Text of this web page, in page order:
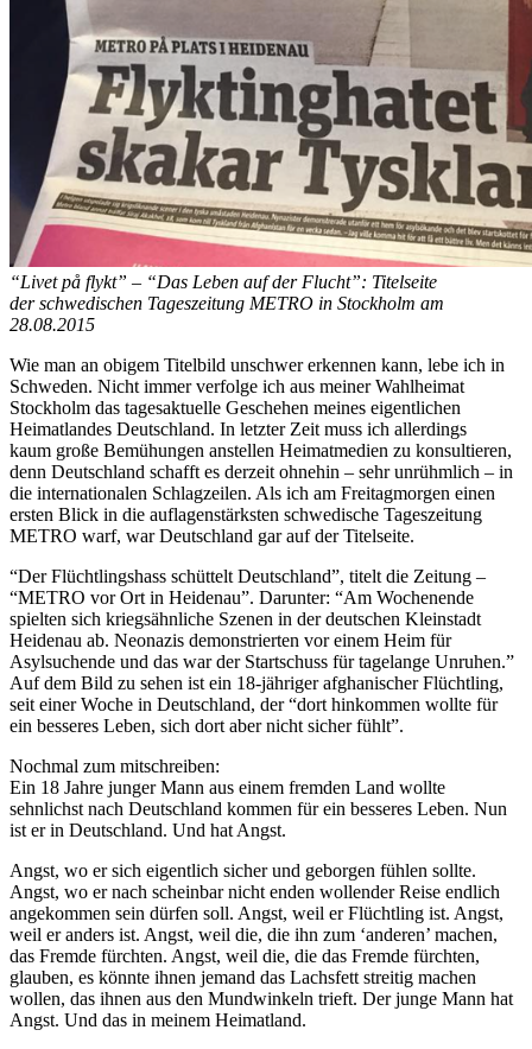
“Livet på flykt” – “Das Leben auf der Flucht”: Titelseite
der schwedischen Tageszeitung METRO in Stockholm am
28.08.2015
Wie man an obigem Titelbild unschwer erkennen kann, lebe ich in
Schweden. Nicht immer verfolge ich aus meiner Wahlheimat
Stockholm das tagesaktuelle Geschehen meines eigentlichen
Heimatlandes Deutschland. In letzter Zeit muss ich allerdings
kaum große Bemühungen anstellen Heimatmedien zu konsultieren,
denn Deutschland schafft es derzeit ohnehin – sehr unrühmlich – in
die internationalen Schlagzeilen. Als ich am Freitagmorgen einen
ersten Blick in die auflagenstärksten schwedische Tageszeitung
METRO warf, war Deutschland gar auf der Titelseite.
“Der Flüchtlingshass schüttelt Deutschland”, titelt die Zeitung –
“METRO vor Ort in Heidenau”. Darunter: “Am Wochenende
spielten sich kriegsähnliche Szenen in der deutschen Kleinstadt
Heidenau ab. Neonazis demonstrierten vor einem Heim für
Asylsuchende und das war der Startschuss für tagelange Unruhen.”
Auf dem Bild zu sehen ist ein 18-jähriger afghanischer Flüchtling,
seit einer Woche in Deutschland, der “dort hinkommen wollte für
ein besseres Leben, sich dort aber nicht sicher fühlt”.
Nochmal zum mitschreiben:
Ein 18 Jahre junger Mann aus einem fremden Land wollte
sehnlichst nach Deutschland kommen für ein besseres Leben. Nun
ist er in Deutschland. Und hat Angst.
Angst, wo er sich eigentlich sicher und geborgen fühlen sollte.
Angst, wo er nach scheinbar nicht enden wollender Reise endlich
angekommen sein dürfen soll. Angst, weil er Flüchtling ist. Angst,
weil er anders ist. Angst, weil die, die ihn zum ‘anderen’ machen,
das Fremde fürchten. Angst, weil die, die das Fremde fürchten,
glauben, es könnte ihnen jemand das Lachsfett streitig machen
wollen, das ihnen aus den Mundwinkeln trieft. Der junge Mann hat
Angst. Und das in meinem Heimatland.